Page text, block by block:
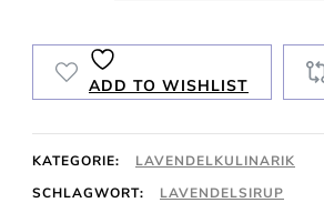
ADD TO WISHLIST
KATEGORIE:
LAVENDELKULINARIK
SCHLAGWORT:
LAVENDELSIRUP